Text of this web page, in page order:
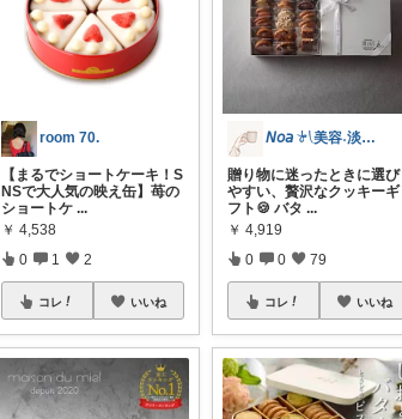
room 70.
【まるでショートケーキ！S
NSで大人気の映え缶】苺の
ショートケ ...
￥ 4,538
0 1 2
コレ いいね
𝘕𝘰𝘢 𓍯美容˖淡色˖グレージュ
贈り物に迷ったときに選び
やすい、贅沢なクッキーギ
フト🍪 バタ ...
￥ 4,919
0 0 79
コレ いいね